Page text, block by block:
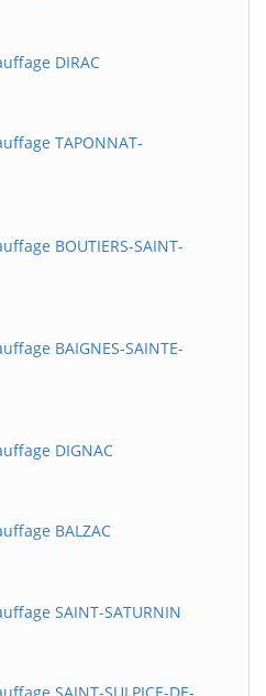
DIRAC
TAPONNAT-
BOUTIERS-SAINT-
BAIGNES-SAINTE-
DIGNAC
BALZAC
SAINT-SATURNIN